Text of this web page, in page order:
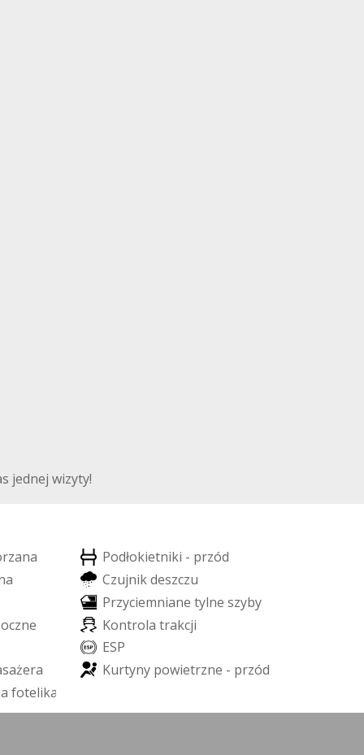
jednej wizyty!
rzana Podłokietniki - przód
a Czujnik deszczu
Przyciemniane tylne szyby
oczne Kontrola trakcji
ESP
sażera Kurtyny powietrzne - przód
a fotelika